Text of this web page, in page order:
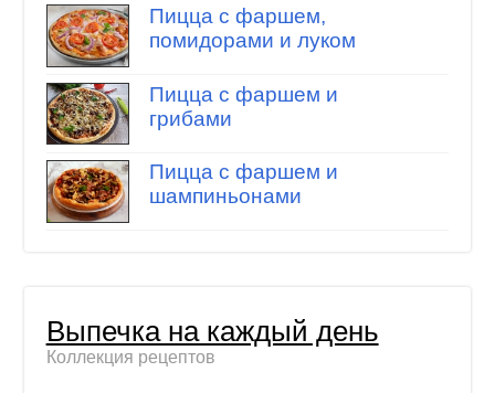
Пицца с фаршем,
помидорами и луком
Пицца с фаршем и
грибами
Пицца с фаршем и
шампиньонами
Выпечка на каждый день
Коллекция рецептов